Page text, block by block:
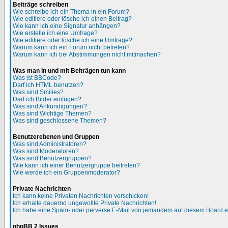
Beiträge schreiben
Wie schreibe ich ein Thema in ein Forum?
Wie editiere oder lösche ich einen Beitrag?
Wie kann ich eine Signatur anhängen?
Wie erstelle ich eine Umfrage?
Wie editiere oder lösche ich eine Umfrage?
Warum kann ich ein Forum nicht betreten?
Warum kann ich bei Abstimmungen nicht mitmachen?
Was man in und mit Beiträgen tun kann
Was ist BBCode?
Darf ich HTML benutzen?
Was sind Smilies?
Darf ich Bilder einfügen?
Was sind Ankündigungen?
Was sind Wichtige Themen?
Was sind geschlossene Themen?
Benutzerebenen und Gruppen
Was sind Administratoren?
Was sind Moderatoren?
Was sind Benutzergruppen?
Wie kann ich einer Benutzergruppe beitreten?
Wie werde ich ein Gruppenmoderator?
Private Nachrichten
Ich kann keine Privaten Nachrichten verschicken!
Ich erhalte dauernd ungewollte Private Nachrichten!
Ich habe eine Spam- oder perverse E-Mail von jemandem auf diesem Board
phpBB 2 Issues